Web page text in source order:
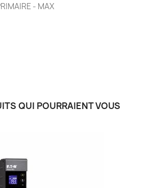
- MAX
QUI POURRAIENT VOUS